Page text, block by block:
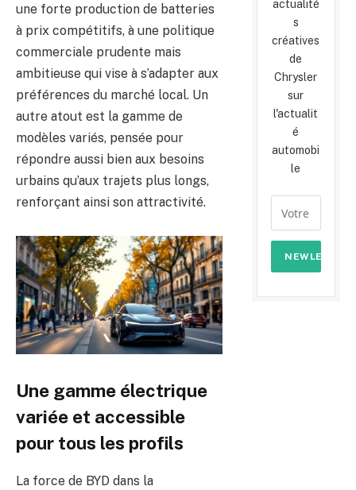
une forte production de batteries
à prix compétitifs, à une politique
commerciale prudente mais
ambitieuse qui vise à s’adapter aux
préférences du marché local. Un
autre atout est la gamme de
modèles variés, pensée pour
répondre aussi bien aux besoins
urbains qu’aux trajets plus longs,
renforçant ainsi son attractivité.
Une gamme électrique
variée et accessible
pour tous les profils
La force de BYD dans la
actualité
s
créatives
de
Chrysler
sur
l'actualit
é
automobi
le